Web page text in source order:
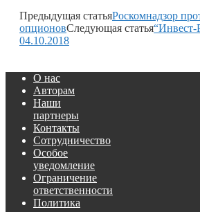
Предыдущая статьяРоскомнадзор
опционовСледующая статья“Инвест-
04.10.2018
О нас
Авторам
Наши
партнеры
Контакты
Сотрудничество
Особое
уведомление
Ограничение
ответственности
Политика